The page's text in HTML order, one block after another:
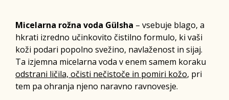
Micelarna rožna voda Gülsha – vsebuje blago, a
hkrati izredno učinkovito čistilno formulo, ki vaši
koži podari popolno svežino, navlaženost in sijaj.
Ta izjemna micelarna voda v enem samem koraku
odstrani ličila, očisti nečistoče in pomiri kožo, pri
tem pa ohranja njeno naravno ravnovesje.